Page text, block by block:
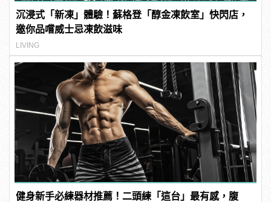
沉浸式「新凍」體驗！蘇格登「醇金凍飲室」快閃店，
邀你品嚐威士忌凍飲滋味
LIVING
健身新手必練器材推薦！二頭練「這台」最有感，腹